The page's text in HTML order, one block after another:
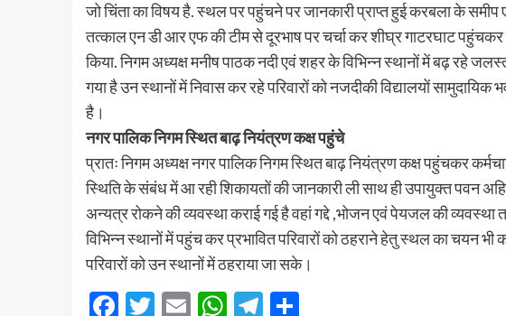
जो चिंता का विषय है. स्थल पर पहुंचने पर जानकारी प्राप्त हुई करबला के
तत्काल एन डी आर एफ की टीम से दूरभाष पर चर्चा कर शीघ्र गाटरघाट पहुंचकर
किया. निगम अध्यक्ष मनीष पाठक नदी एवं शहर के विभिन्न स्थानों में बढ़ रहे
गया है उन स्थानों में निवास कर रहे परिवारों को नजदीकी विद्यालयों सामुदायिक
है।
नगर पालिक निगम स्थित बाढ़ नियंत्रण कक्ष पहुंचे
प्रातः निगम अध्यक्ष नगर पालिक निगम स्थित बाढ़ नियंत्रण कक्ष पहुंचकर
स्थिति के संबंध में आ रही शिकायतों की जानकारी ली साथ ही उपायुक्त पवन
अन्यत्र रोकने की व्यवस्था कराई गई है वहां गद्दे ,भोजन एवं पेयजल की
विभिन्न स्थानों में पहुंच कर प्रभावित परिवारों को ठहराने हेतु स्थल का चयन
परिवारों को उन स्थानों में ठहराया जा सके।
Facebook
Twitter
EmailWhatsApp
Telegram
Share